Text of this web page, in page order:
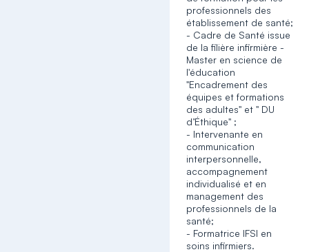
professionnels des
établissement de santé;
- Cadre de Santé issue
de la filière infirmière -
Master en science de
l'éducation
"Encadrement des
équipes et formations
des adultes" et " DU
d’Éthique" ;
- Intervenante en
communication
interpersonnelle,
accompagnement
individualisé et en
management des
professionnels de la
santé;
- Formatrice IFSI en
soins infirmiers.